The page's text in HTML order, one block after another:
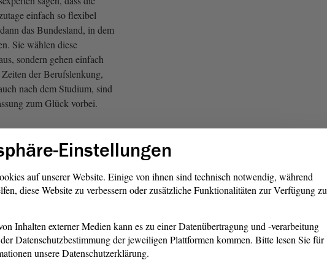
einfach so flexibel
das Bundesland, in dem
Sie wählen diese
sondern gehen einfach
der Berufslenkung,
nach dem Studium, sind
zum Glück vorbei.
bin dann immer ein
wenn Sie nicht müde
dass Studierende
insbesondere in Halle
weil die Universitäten
wo es doch so
der für den
aus Ihren Kleinen
Einstellungen
auf unserer Website. Einige von ihnen sind technisch notwendig, während
diese Website zu verbessern oder zusätzliche Funktionalitäten zur Verfügung zu
Inhalten externer Medien kann es zu einer Datenübertragung und -verarbeitung
Datenschutzbestimmung der jeweiligen Plattformen kommen. Bitte lesen Sie für
unsere Datenschutzerklärung.